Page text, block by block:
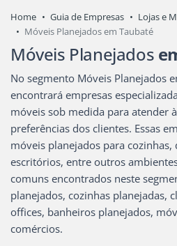
Home Guia de Empresas
Lojas e
Móveis Planejados em Taubaté
Móveis Planejados
No segmento Móveis Planejados
encontrará empresas
móveis sob medida para atender
preferências dos clientes. Essas
móveis planejados para
escritórios, entre outros
comuns encontrados neste
planejados, cozinhas planejadas,
offices, banheiros planejados,
comércios.